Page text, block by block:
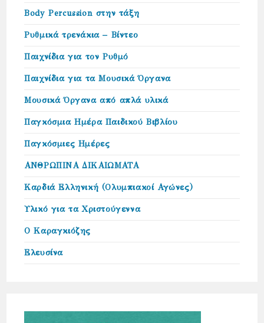
Body Percussion στην τάξη
Ρυθμικά τρενάκια – Βίντεο
Παιχνίδια για τον Ρυθμό
Παιχνίδια για τα Μουσικά Όργανα
Μουσικά Όργανα από απλά υλικά
Παγκόσμια Ημέρα Παιδικού Βιβλίου
Παγκόσμιες Ημέρες
ΑΝΘΡΩΠΙΝΑ ΔΙΚΑΙΩΜΑΤΑ
Καρδιά Ελληνική (Ολυμπιακοί Αγώνες)
Υλικό για τα Χριστούγεννα
Ο Καραγκιόζης
Ελευσίνα